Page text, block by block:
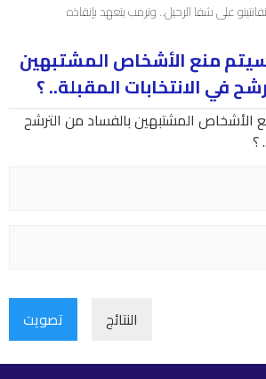
على شفا الرحيل.. وترمب يتعهد بإنقاذه
منع الأشخاص المشتبهين
في الانتخابات المقبلة.. ؟
الأشخاص المشتبهين بالفساد من الترشح
؟
النتائج تصويت